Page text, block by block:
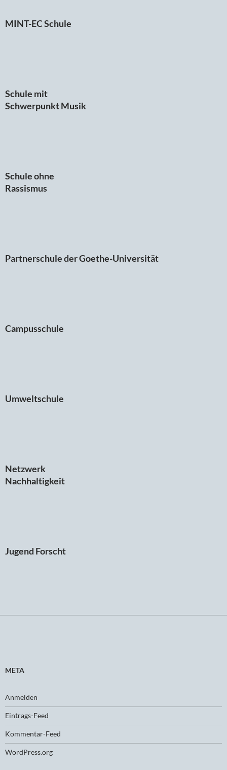
MINT-EC Schule
Schule mit
Schwerpunkt Musik
Schule ohne
Rassismus
Partnerschule der Goethe-Universität
Campusschule
Umweltschule
Netzwerk
Nachhaltigkeit
Jugend Forscht
META
Anmelden
Eintrags-Feed
Kommentar-Feed
WordPress.org